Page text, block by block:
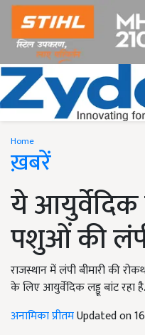
Home
ख़बरें
ये आयुर्वेदिक
पशुओं की लंपी
राजस्थान में लंपी बीमारी की
के लिए आयुर्वेदिक लड्डू बांट रहा
अनामिका प्रीतमUpdated on